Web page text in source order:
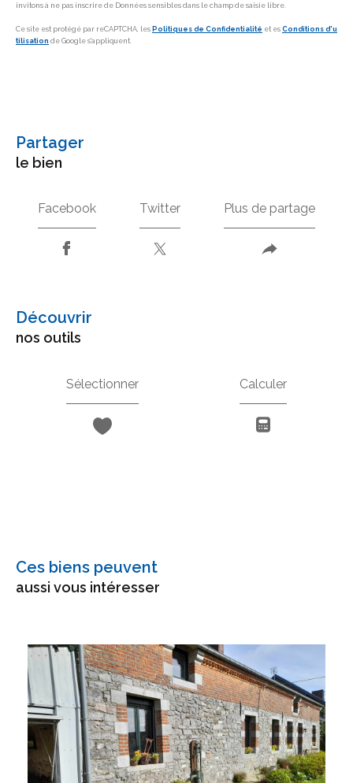
invitons à ne pas inscrire de Données sensibles dans le champ de saisie libre.
Ce site est protégé par reCAPTCHA, les Politiques de Confidentialité et es Conditions d'u
tilisation de Google s'appliquent.
partager
le bien
Facebook Twitter Plus de partage
découvrir
nos outils
Sélectionner Calculer
Ces biens peuvent
aussi vous intéresser